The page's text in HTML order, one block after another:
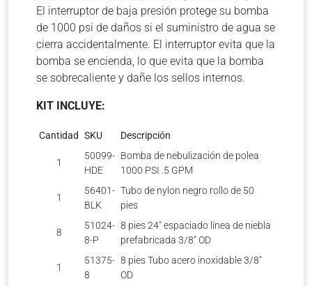
El interruptor de baja presión protege su bomba
de 1000 psi de daños si el suministro de agua se
cierra accidentalmente. El interruptor evita que la
bomba se encienda, lo que evita que la bomba
se sobrecaliente y dañe los sellos internos.
KIT INCLUYE:
Cantidad SKU Descripción
1
50099-
HDE
Bomba de nebulización de polea
1000 PSI .5 GPM
1
56401-
BLK
Tubo de nylon negro rollo de 50
pies
8
51024-
8-P
8 pies 24″ espaciado línea de niebla
prefabricada 3/8″ OD
1
51375-
8
8 pies Tubo acero inoxidable 3/8″
OD